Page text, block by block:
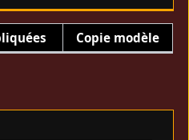
Copie modèle